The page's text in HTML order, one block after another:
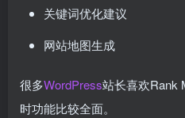
关键词优化建议
网站地图生成
很多WordPress站长喜欢Rank
时功能比较全面。